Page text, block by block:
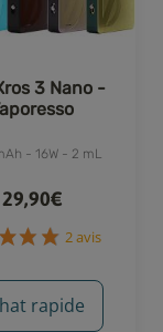
3 Nano -
- 16W - 2 mL
29,90€
rapide